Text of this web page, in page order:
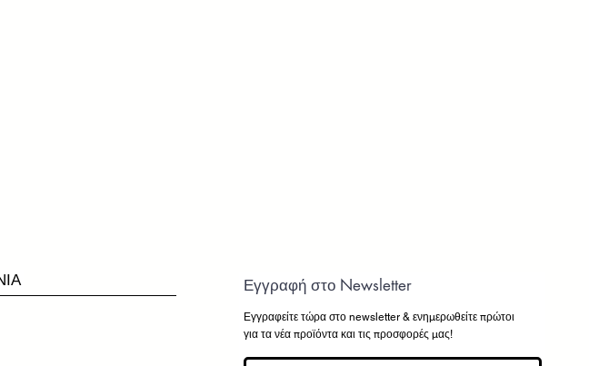
Εγγραφή στο Newsletter
Εγγραφείτε τώρα στο newsletter & ενημερωθείτε πρώτοι
για τα νέα προϊόντα και τις προσφορές μας!